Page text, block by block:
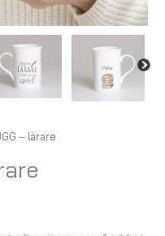
– lärare